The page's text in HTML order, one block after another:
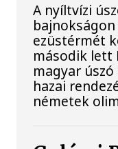
A nyíltvízi
ezüstérmét
második lett
magyar
hazai
németek